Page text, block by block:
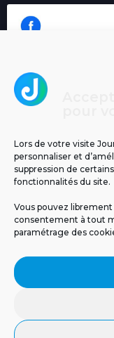
Lors de votre visite
personnaliser et
suppression de
fonctionnalités du site.
Vous pouvez
consentement à tout
paramétrage des
MENTIONS LÉGALES
NOS ÉMISSIONS
CONTACT